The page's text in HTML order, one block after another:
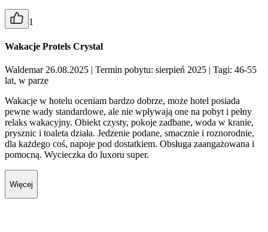
1
Wakacje Protels Crystal
Waldemar 26.08.2025 | Termin pobytu: sierpień 2025 | Tagi: 46-55
lat, w parze
Wakacje w hotelu oceniam bardzo dobrze, może hotel posiada
pewne wady standardowe, ale nie wpływają one na pobyt i pełny
relaks wakacyjny. Obiekt czysty, pokoje zadbane, woda w kranie,
prysznic i toaleta działa. Jedzenie podane, smacznie i roznorodnie,
dla każdego coś, napoje pod dostatkiem. Obsługa zaangażowana i
pomocną. Wycieczka do luxoru super.
Więcej